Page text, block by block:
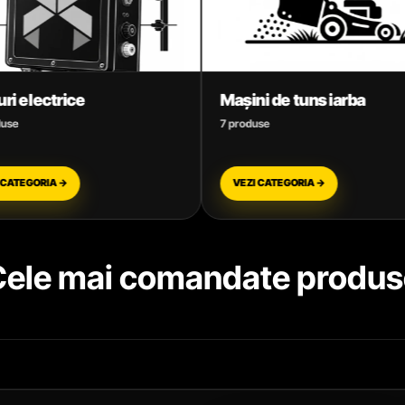
Mașini de tuns iarba
VEZI CATEGORIA →
Mori electrice și
VEZI CATEGORIA →
mai comandate